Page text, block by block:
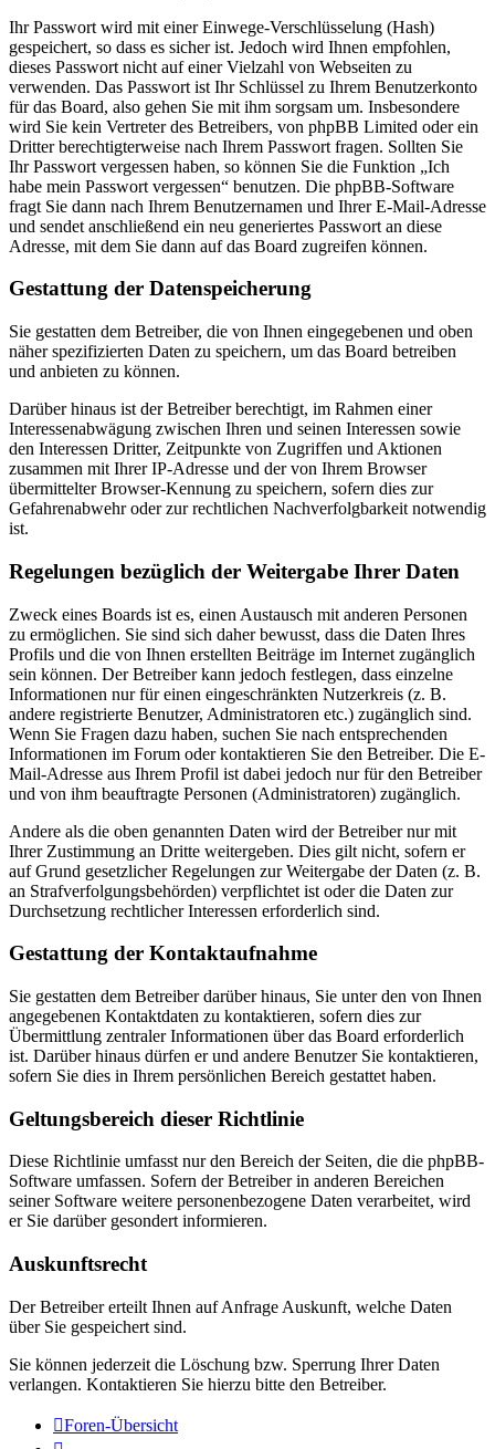
Ihr Passwort wird mit einer Einwege-Verschlüsselung (Hash)
gespeichert, so dass es sicher ist. Jedoch wird Ihnen empfohlen,
dieses Passwort nicht auf einer Vielzahl von Webseiten zu
verwenden. Das Passwort ist Ihr Schlüssel zu Ihrem Benutzerkonto
für das Board, also gehen Sie mit ihm sorgsam um. Insbesondere
wird Sie kein Vertreter des Betreibers, von phpBB Limited oder ein
Dritter berechtigterweise nach Ihrem Passwort fragen. Sollten Sie
Ihr Passwort vergessen haben, so können Sie die Funktion „Ich
habe mein Passwort vergessen“ benutzen. Die phpBB-Software
fragt Sie dann nach Ihrem Benutzernamen und Ihrer E-Mail-Adresse
und sendet anschließend ein neu generiertes Passwort an diese
Adresse, mit dem Sie dann auf das Board zugreifen können.
Gestattung der Datenspeicherung
Sie gestatten dem Betreiber, die von Ihnen eingegebenen und oben
näher spezifizierten Daten zu speichern, um das Board betreiben
und anbieten zu können.
Darüber hinaus ist der Betreiber berechtigt, im Rahmen einer
Interessenabwägung zwischen Ihren und seinen Interessen sowie
den Interessen Dritter, Zeitpunkte von Zugriffen und Aktionen
zusammen mit Ihrer IP-Adresse und der von Ihrem Browser
übermittelter Browser-Kennung zu speichern, sofern dies zur
Gefahrenabwehr oder zur rechtlichen Nachverfolgbarkeit notwendig
ist.
Regelungen bezüglich der Weitergabe Ihrer Daten
Zweck eines Boards ist es, einen Austausch mit anderen Personen
zu ermöglichen. Sie sind sich daher bewusst, dass die Daten Ihres
Profils und die von Ihnen erstellten Beiträge im Internet zugänglich
sein können. Der Betreiber kann jedoch festlegen, dass einzelne
Informationen nur für einen eingeschränkten Nutzerkreis (z. B.
andere registrierte Benutzer, Administratoren etc.) zugänglich sind.
Wenn Sie Fragen dazu haben, suchen Sie nach entsprechenden
Informationen im Forum oder kontaktieren Sie den Betreiber. Die E-
Mail-Adresse aus Ihrem Profil ist dabei jedoch nur für den Betreiber
und von ihm beauftragte Personen (Administratoren) zugänglich.
Andere als die oben genannten Daten wird der Betreiber nur mit
Ihrer Zustimmung an Dritte weitergeben. Dies gilt nicht, sofern er
auf Grund gesetzlicher Regelungen zur Weitergabe der Daten (z. B.
an Strafverfolgungsbehörden) verpflichtet ist oder die Daten zur
Durchsetzung rechtlicher Interessen erforderlich sind.
Gestattung der Kontaktaufnahme
Sie gestatten dem Betreiber darüber hinaus, Sie unter den von Ihnen
angegebenen Kontaktdaten zu kontaktieren, sofern dies zur
Übermittlung zentraler Informationen über das Board erforderlich
ist. Darüber hinaus dürfen er und andere Benutzer Sie kontaktieren,
sofern Sie dies in Ihrem persönlichen Bereich gestattet haben.
Geltungsbereich dieser Richtlinie
Diese Richtlinie umfasst nur den Bereich der Seiten, die die phpBB-
Software umfassen. Sofern der Betreiber in anderen Bereichen
seiner Software weitere personenbezogene Daten verarbeitet, wird
er Sie darüber gesondert informieren.
Auskunftsrecht
Der Betreiber erteilt Ihnen auf Anfrage Auskunft, welche Daten
über Sie gespeichert sind.
Sie können jederzeit die Löschung bzw. Sperrung Ihrer Daten
verlangen. Kontaktieren Sie hierzu bitte den Betreiber.
Foren-Übersicht